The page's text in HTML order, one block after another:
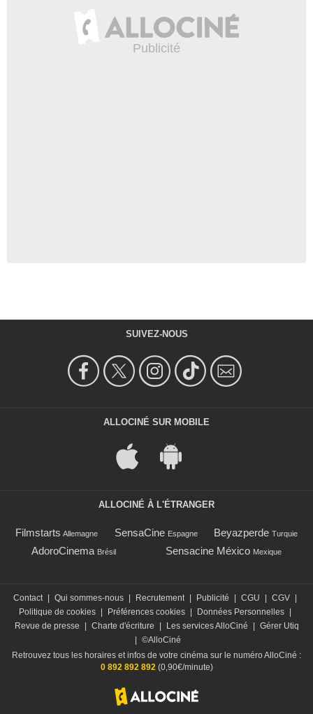
SUIVEZ-NOUS
ALLOCINÉ SUR MOBILE
ALLOCINÉ À L'ÉTRANGER
Filmstarts Allemagne SensaCine Espagne Beyazperde Turquie
AdoroCinema Brésil Sensacine México Mexique
Contact Qui sommes-nous Recrutement Publicité CGU CGV
Politique de cookies
Préférences cookies Données Personnelles
Revue de presse
Charte d'écriture Les services AlloCiné
Gérer Utiq
©AlloCiné
Retrouvez tous les horaires et infos de votre cinéma sur le numéro AlloCiné :
0 892 892 892(0,90€/minute)